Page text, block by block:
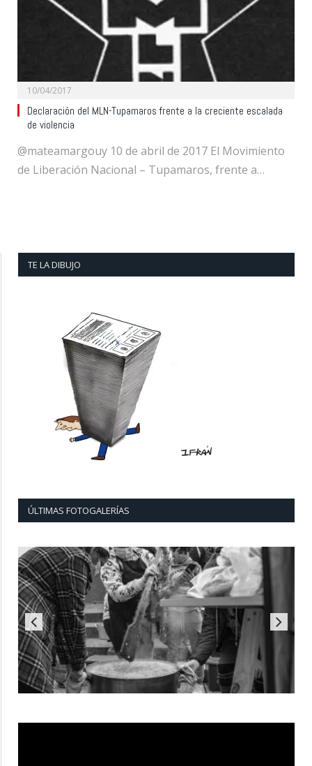
10/04/2017
Declaración del MLN-Tupamaros frente a la creciente escalada
de violencia
@mateamargouy 10 de abril de 2017 El Movimiento
de Liberación Nacional – Tupamaros, frente a…
TE LA DIBUJO
ÚLTIMAS FOTOGALERÍAS